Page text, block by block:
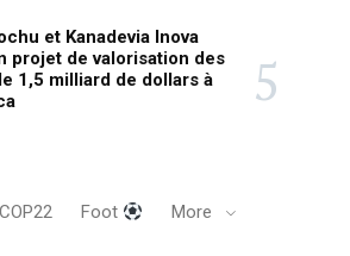
et Kanadevia Inova
projet de valorisation des
1,5 milliard de dollars à
COP22 Foot More